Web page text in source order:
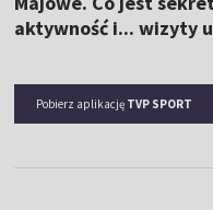
aktywność i... wizyty
Pobierz aplikację TVP SPORT